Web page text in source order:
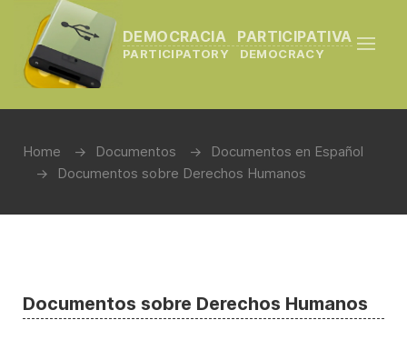
DEMOCRACIA PARTICIPATIVA
PARTICIPATORY DEMOCRACY
Home Documentos
Documentos en Español
Documentos sobre Derechos Humanos
Documentos sobre Derechos Humanos